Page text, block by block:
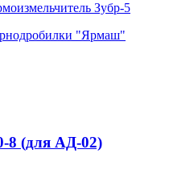
Зубр-5
"Ярмаш"
8 (для АД-02)